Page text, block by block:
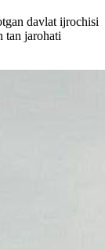
davlat ijrochisi
tan jarohati